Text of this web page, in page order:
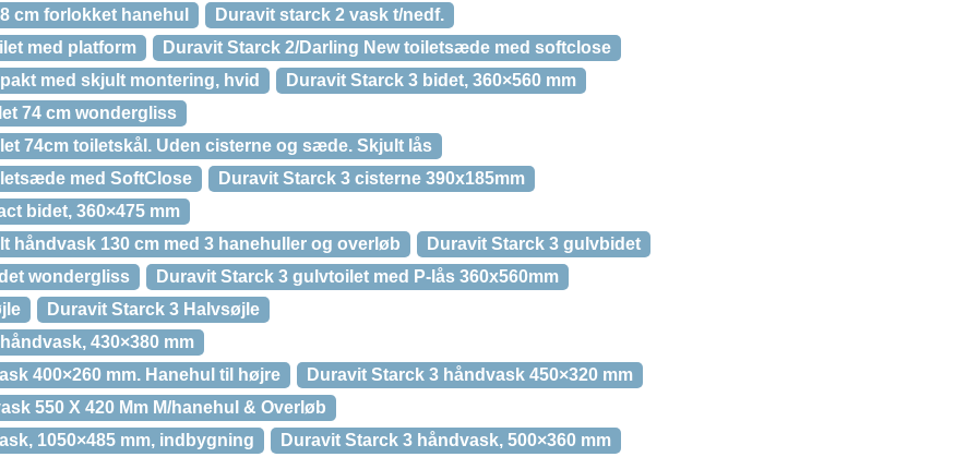
cm forlokket hanehul
Duravit starck 2 vask t/nedf.
med platform
Duravit Starck 2/Darling New toiletsæde med softclose
med skjult montering, hvid
Duravit Starck 3 bidet, 360×560 mm
74 cm wondergliss
74cm toiletskål. Uden cisterne og sæde. Skjult lås
med SoftClose
Duravit Starck 3 cisterne 390x185mm
bidet, 360×475 mm
håndvask 130 cm med 3 hanehuller og overløb
Duravit Starck 3 gulvbidet
wondergliss
Duravit Starck 3 gulvtoilet med P-lås 360x560mm
Duravit Starck 3 Halvsøjle
430×380 mm
400×260 mm. Hanehul til højre
Duravit Starck 3 håndvask 450×320 mm
550 X 420 Mm M/hanehul & Overløb
1050×485 mm, indbygning
Duravit Starck 3 håndvask, 500×360 mm